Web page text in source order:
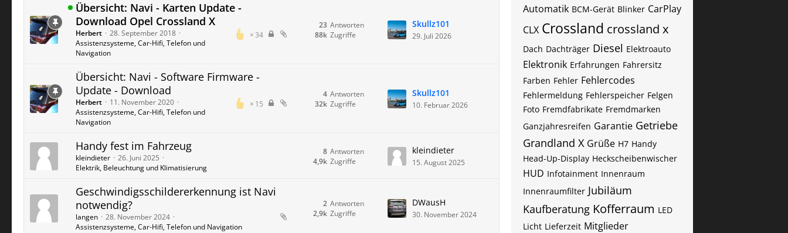
Übersicht: Navi - Karten Update -
Download Opel Crossland X
34
Herbert
28. September 2018
Assistenzsysteme, Car-Hifi, Telefon und
Navigation
Antworten
23
Zugriffe
88k
Skullz101
29. Juli 2026
Übersicht: Navi - Software Firmware -
Update - Download
15
Herbert
11. November 2020
Assistenzsysteme, Car-Hifi, Telefon und
Navigation
Antworten
4
Zugriffe
32k
Skullz101
10. Februar 2026
Handy fest im Fahrzeug
kleindieter
26. Juni 2025
Elektrik, Beleuchtung und Klimatisierung
Antworten
8
Zugriffe
4,9k
kleindieter
15. August 2025
Geschwindigsschildererkennung ist Navi
notwendig?
langen
28. November 2024
Assistenzsysteme, Car-Hifi, Telefon und Navigation
Antworten
2
Zugriffe
2,9k
DWausH
30. November 2024
Automatik BCM-Gerät Blinker CarPlay
CLX Crossland crossland x
Dach Dachträger Diesel Elektroauto
Elektronik Erfahrungen Fahrersitz
Farben Fehler Fehlercodes
Fehlermeldung Fehlerspeicher Felgen
Foto Fremdfabrikate Fremdmarken
Ganzjahresreifen Garantie Getriebe
Grandland X Grüße H7 Handy
Head-Up-Display Heckscheibenwischer
HUD Infotainment Innenraum
Innenraumfilter Jubiläum
Kaufberatung Kofferraum LED
Licht Lieferzeit Mitglieder